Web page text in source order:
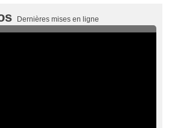
Dernières mises en ligne